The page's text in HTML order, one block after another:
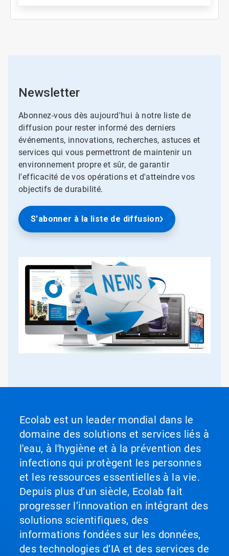
Newsletter
Abonnez-vous dès aujourd'hui à notre liste de
diffusion pour rester informé des derniers
événements, innovations, recherches, astuces et
services qui vous permettront de maintenir un
environnement propre et sûr, de garantir
l'efficacité de vos opérations et d'atteindre vos
objectifs de durabilité.
S'abonner à la liste de diffusion
Ecolab est un leader mondial dans le
domaine des solutions et services liés à
l'eau, à l'hygiène et à la prévention des
infections qui protègent les personnes
et les ressources essentielles à la vie.
Depuis plus d’un siècle, Ecolab fait
progresser l’innovation en intégrant des
solutions scientifiques, des
informations fondées sur les données,
des technologies d’IA et des services de